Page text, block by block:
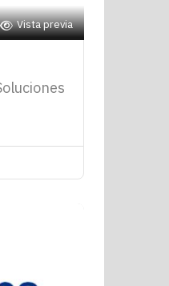
Vista previa